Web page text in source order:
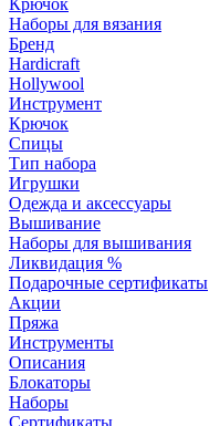
Крючок
Наборы для вязания
Бренд
Hardicraft
Hollywool
Инструмент
Крючок
Спицы
Тип набора
Игрушки
Одежда и аксессуары
Вышивание
Наборы для вышивания
Ликвидация %
Подарочные сертификаты
Акции
Пряжа
Инструменты
Описания
Блокаторы
Наборы
Сертификаты